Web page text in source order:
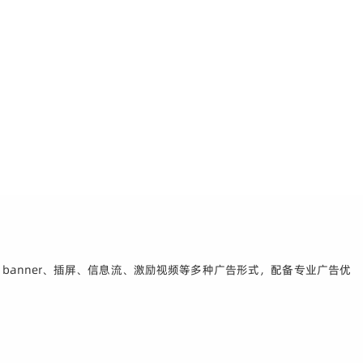
、插屏、信息流、激励视频等多种广告形式，配备专业广告优